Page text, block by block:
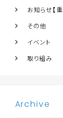
お知らせ【重
その他
イベント
取り組み
Archive